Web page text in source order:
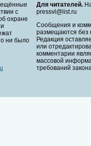
с
охране
ни было
Для читателей.
pressvl@list.ru
Сообщения и
размещаются без
Редакция
или
комментарии
массовой
требований